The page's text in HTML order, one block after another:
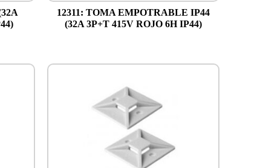
12311: TOMA EMPOTRABLE IP44
(32A 3P+T 415V ROJO 6H IP44)